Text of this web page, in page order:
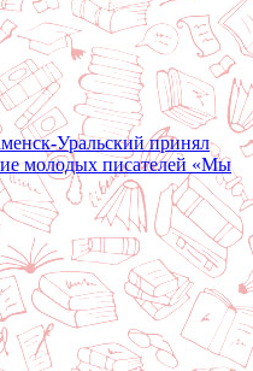
Уральский принял
молодых писателей «Мы